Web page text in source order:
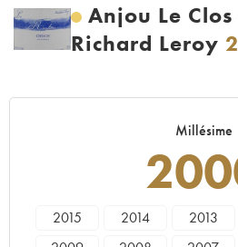
Anjou Le
Richard Leroy
Millésime
2015 2014 2013